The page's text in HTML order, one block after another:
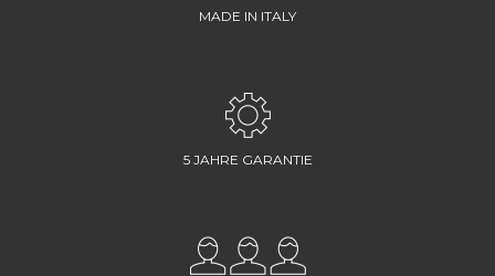
MADE IN ITALY
5 JAHRE GARANTIE